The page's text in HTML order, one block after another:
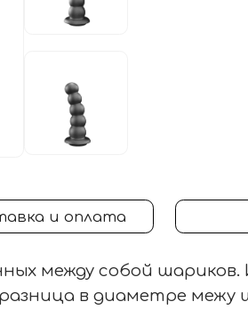
и оплата
между собой
в диаметре